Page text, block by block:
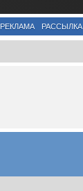
РЕКЛАМА РАССЫЛКА